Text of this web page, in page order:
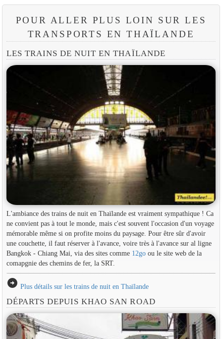
POUR ALLER PLUS LOIN SUR LES
TRANSPORTS EN THAÏLANDE
LES TRAINS DE NUIT EN THAÏLANDE
L'ambiance des trains de nuit en Thaïlande est vraiment sympathique ! Ca
ne convient pas à tout le monde, mais c'est souvent l'occasion d'un voyage
mémorable même si on profite moins du paysage. Pour être sûr d'avoir
une couchette, il faut réserver à l'avance, voire très à l'avance sur al ligne
Bangkok - Chiang Mai, via des sites comme 12goou le site web de la
comapgnie des chemins de fer, la SRT.
arrow_circle_right Plus détails sur les trains de nuit en Thaïlande
DÉPARTS DEPUIS KHAO SAN ROAD